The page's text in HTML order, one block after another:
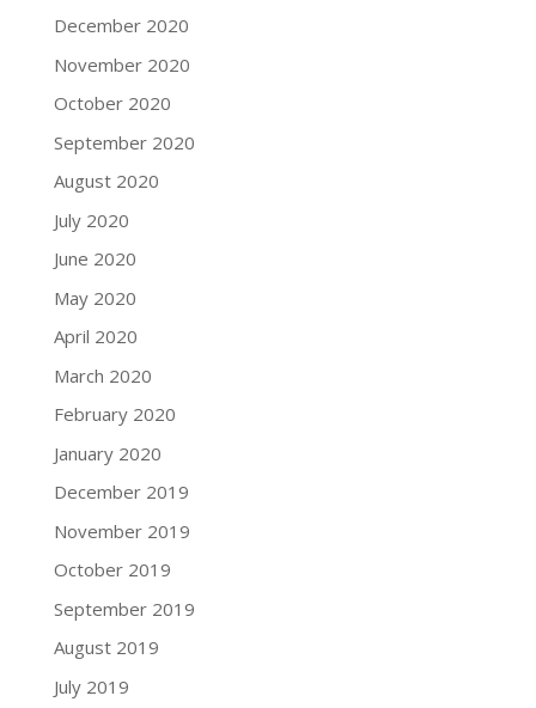
December 2020
November 2020
October 2020
September 2020
August 2020
July 2020
June 2020
May 2020
April 2020
March 2020
February 2020
January 2020
December 2019
November 2019
October 2019
September 2019
August 2019
July 2019